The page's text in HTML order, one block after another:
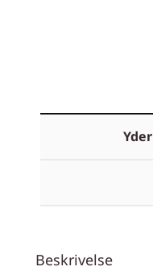
Beskrivelse